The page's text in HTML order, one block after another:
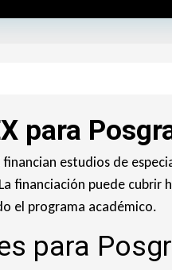
para
estudios de
financiación puede cubrir
el programa académico.
para